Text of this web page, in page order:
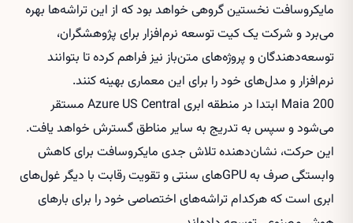
مایکروسافت نخستین گروهی خواهد بود که از این تراشه‌ها بهره
می‌برد و شرکت یک کیت توسعه نرم‌افزار برای پژوهشگران،
توسعه‌دهندگان و پروژه‌های متن‌باز نیز فراهم کرده تا بتوانند
نرم‌افزار و مدل‌های خود را برای این معماری بهینه کنند.
Maia 200 ابتدا در منطقه ابری Azure US Central مستقر
می‌شود و سپس به تدریج به سایر مناطق گسترش خواهد یافت.
این حرکت، نشان‌دهنده تلاش جدی مایکروسافت برای کاهش
وابستگی صرف به GPUهای سنتی و تقویت رقابت با دیگر غول‌های
ابری است که هرکدام تراشه‌های اختصاصی خود را برای بارهای